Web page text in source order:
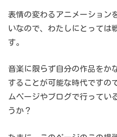
表情の変わるアニメーション
いなので、わたしにとっては
す。
音楽に限らず自分の作品をか
することが可能な時代ですの
ムページやブログで行ってい
うか？